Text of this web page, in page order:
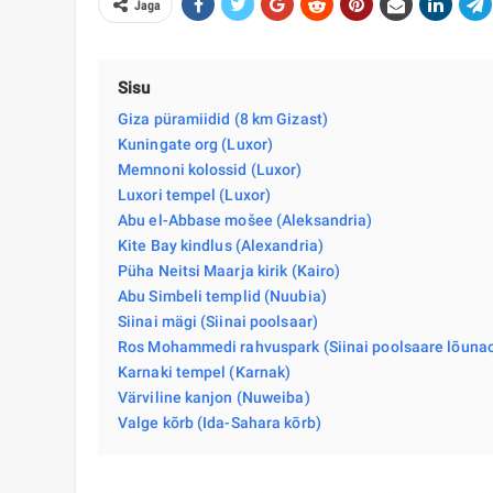
Jaga
Sisu
Giza püramiidid (8 km Gizast)
Kuningate org (Luxor)
Memnoni kolossid (Luxor)
Luxori tempel (Luxor)
Abu el-Abbase mošee (Aleksandria)
Kite Bay kindlus (Alexandria)
Püha Neitsi Maarja kirik (Kairo)
Abu Simbeli templid (Nuubia)
Siinai mägi (Siinai poolsaar)
Ros Mohammedi rahvuspark (Siinai poolsaare
Karnaki tempel (Karnak)
Värviline kanjon (Nuweiba)
Valge kõrb (Ida-Sahara kõrb)